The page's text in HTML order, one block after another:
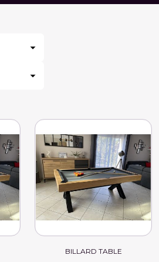
BILLARD TABLE